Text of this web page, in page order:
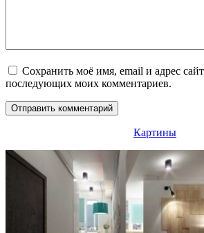
Сохранить моё имя, email и адрес
последующих моих комментариев.
Картины